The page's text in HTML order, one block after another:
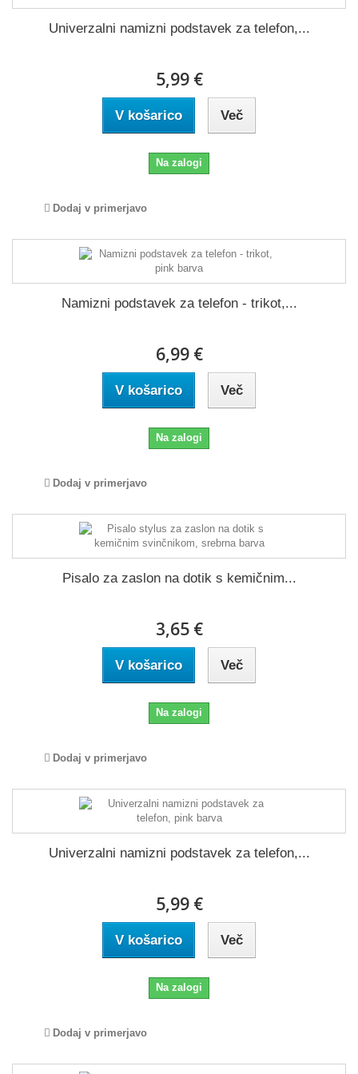
Univerzalni namizni podstavek za telefon,...
5,99 €
V košarico Več
Na zalogi
Dodaj v primerjavo
Namizni podstavek za telefon - trikot,...
6,99 €
V košarico Več
Na zalogi
Dodaj v primerjavo
Pisalo za zaslon na dotik s kemičnim...
3,65 €
V košarico Več
Na zalogi
Dodaj v primerjavo
Univerzalni namizni podstavek za telefon,...
5,99 €
V košarico Več
Na zalogi
Dodaj v primerjavo